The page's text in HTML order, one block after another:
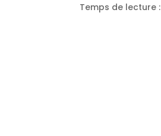
Temps de lecture :